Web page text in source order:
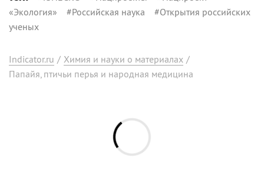
«Экология» #Российская наука #Открытия российских
ученых
Indicator.ru / Химия и науки о материалах /
Папайя, птичьи перья и народная медицина